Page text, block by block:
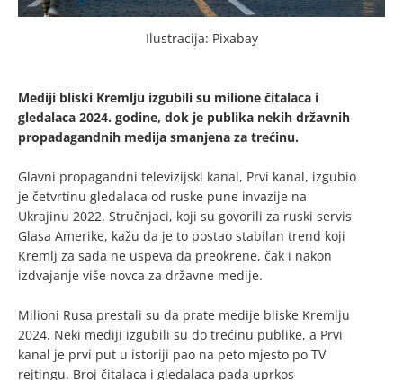
Ilustracija: Pixabay
Mediji bliski Kremlju izgubili su milione čitalaca i
gledalaca 2024. godine, dok je publika nekih državnih
propadagandnih medija smanjena za trećinu.
Glavni propagandni televizijski kanal, Prvi kanal, izgubio
je četvrtinu gledalaca od ruske pune invazije na
Ukrajinu 2022. Stručnjaci, koji su govorili za ruski servis
Glasa Amerike, kažu da je to postao stabilan trend koji
Kremlj za sada ne uspeva da preokrene, čak i nakon
izdvajanje više novca za državne medije.
Milioni Rusa prestali su da prate medije bliske Kremlju
2024. Neki mediji izgubili su do trećinu publike, a Prvi
kanal je prvi put u istoriji pao na peto mjesto po TV
rejtingu. Broj čitalaca i gledalaca pada uprkos